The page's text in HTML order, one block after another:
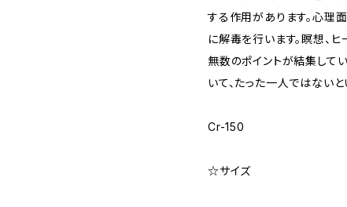
する作用があります。心理
に解毒を行います。瞑想、
無数のポイントが結集して
いて、たった一人ではないと
Cr-150
☆サイズ